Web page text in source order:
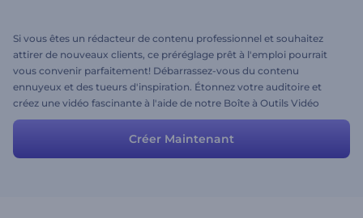
Si vous êtes un rédacteur de contenu professionnel et souhaitez
attirer de nouveaux clients, ce préréglage prêt à l'emploi pourrait
vous convenir parfaitement! Débarrassez-vous du contenu
ennuyeux et des tueurs d'inspiration. Étonnez votre auditoire et
créez une vidéo fascinante à l'aide de notre Boîte à Outils Vidéo
Explicative très fonctionnelle.
Créer Maintenant